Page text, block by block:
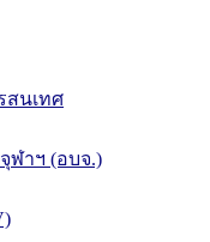
สนเทศ
ฬาฯ (อบจ.)